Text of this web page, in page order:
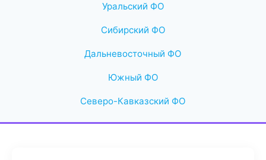
Уральский ФО
Сибирский ФО
Дальневосточный ФО
Южный ФО
Северо-Кавказский ФО